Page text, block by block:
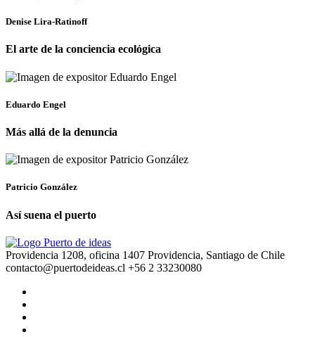
Denise Lira-Ratinoff
El arte de la conciencia ecológica
Eduardo Engel
Más allá de la denuncia
Patricio González
Así suena el puerto
Providencia 1208, oficina 1407 Providencia, Santiago de Chile
contacto@puertodeideas.cl +56 2 33230080